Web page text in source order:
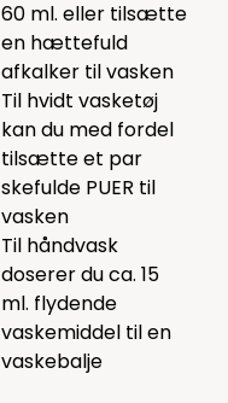
60 ml. eller tilsætte
en hættefuld
afkalker til vasken
Til hvidt vasketøj
kan du med fordel
tilsætte et par
skefulde PUER til
vasken
Til håndvask
doserer du ca. 15
ml. flydende
vaskemiddel til en
vaskebalje